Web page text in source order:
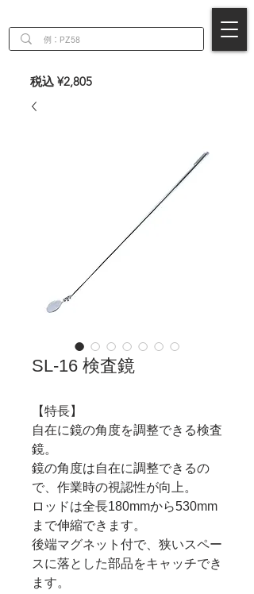
税込 ¥2,805
SL-16 検査鏡
【特長】
自在に鏡の角度を調整できる検査
鏡。
鏡の角度は自在に調整できるの
で、作業時の視認性が向上。
ロッドは全長180mmから530mm
まで伸縮できます。
後端マグネット付で、狭いスペー
スに落とした部品をキャッチでき
ます。